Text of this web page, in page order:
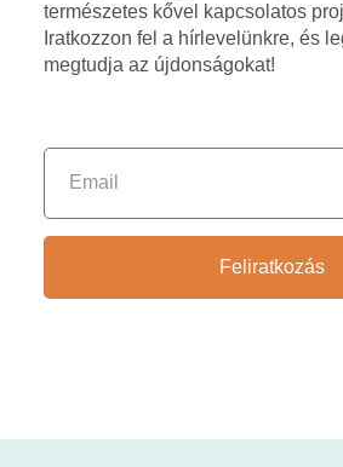
természetes kővel kapcsolatos
Iratkozzon fel a hírlevelünkre, és
megtudja az újdonságokat!
Feliratkozás